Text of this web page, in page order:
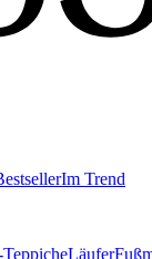
Im Trend
Läufer